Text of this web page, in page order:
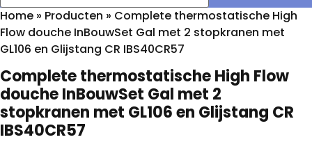
Home » Producten » Complete thermostatische High
Flow douche InBouwSet Gal met 2 stopkranen met
GL106 en Glijstang CR IBS40CR57
Complete thermostatische High Flow
douche InBouwSet Gal met 2
stopkranen met GL106 en Glijstang CR
IBS40CR57